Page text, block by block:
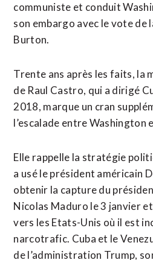
communiste et conduit
son embargo avec le vote de
Burton.
Trente ​ans après les faits, la
de Raul Castro, qui a dirigé
2018, marque un cran
l’escalade entre Washington
Elle rappelle la stratégie
a usé le président américain
obtenir la capture du
Nicolas Maduro le 3 janvier
vers les Etats-Unis ⁠où il est
narcotrafic. Cuba et le
de l’administration Trump,